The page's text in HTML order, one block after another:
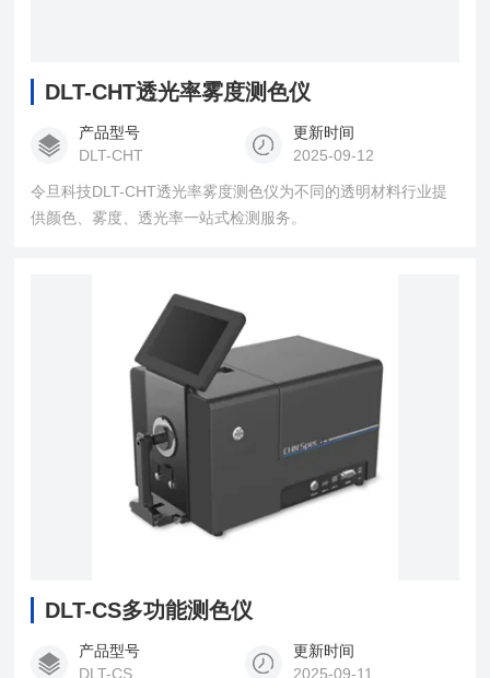
DLT-CHT透光率雾度测色仪
产品型号
DLT-CHT
更新时间
2025-09-12
令旦科技DLT-CHT透光率雾度测色仪为不同的透明材料行业提
供颜色、雾度、透光率一站式检测服务。
DLT-CS多功能测色仪
产品型号
DLT-CS
更新时间
2025-09-11